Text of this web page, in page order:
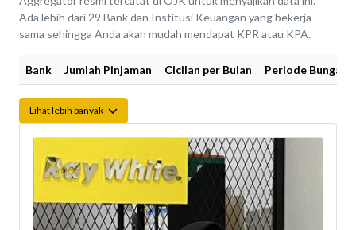
Ada lebih dari 29 Bank dan Institusi Keuangan yang bekerja
sama sehingga Anda akan mudah mendapat KPR atau KPA.
Bank Jumlah Pinjaman Cicilan per Bulan Periode Bunga
Lihat lebih banyak